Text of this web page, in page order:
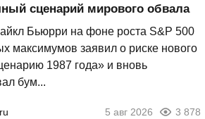
сценарий мирового обвала
Бьюрри на фоне роста S&P 500
максимумов заявил о риске нового
1987 года» и вновь
бум...
5 авг 2026 3 878